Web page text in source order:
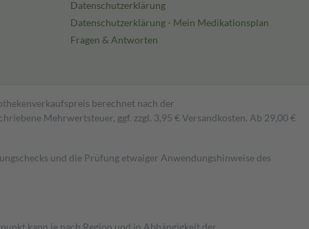
Datenschutzerklärung
Datenschutzerklärung - Mein Medikationsplan
Fragen & Antworten
berechnet nach der
Mehrwertsteuer, ggf. zzgl. 3,95 € Versandkosten. Ab 29,00 €
und die Prüfung etwaiger Anwendungshinweise des
kann je nach Region und in Abhängigkeit der